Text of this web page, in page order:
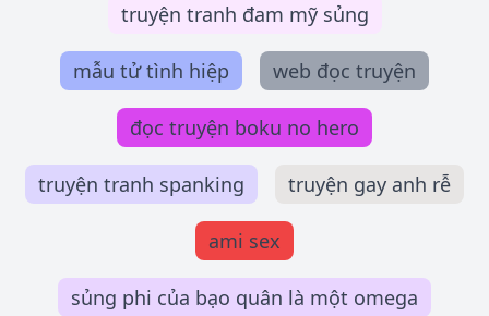
truyện tranh đam mỹ sủng
mẫu tử tình hiệp web đọc truyện
đọc truyện boku no hero
truyện tranh spanking truyện gay anh rễ
ami sex
sủng phi của bạo quân là một omega